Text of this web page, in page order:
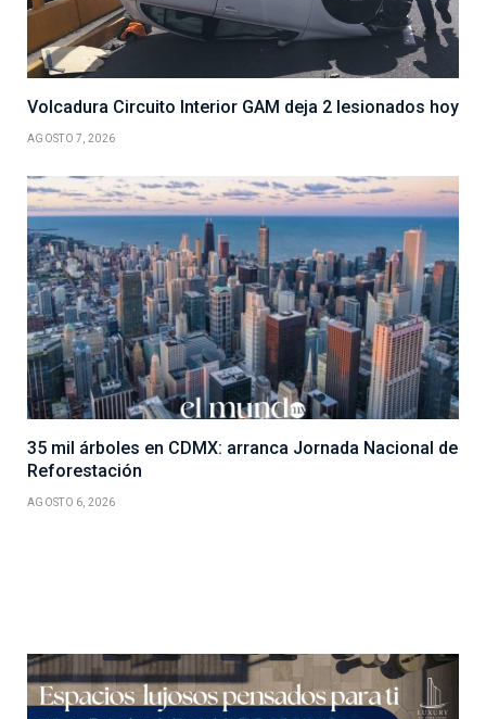
Volcadura Circuito Interior GAM deja 2 lesionados hoy
AGOSTO 7, 2026
35 mil árboles en CDMX: arranca Jornada Nacional de
Reforestación
AGOSTO 6, 2026